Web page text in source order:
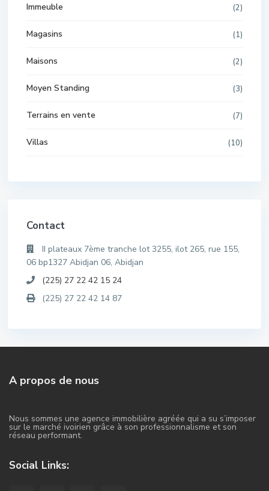
Immeuble (2)
Magasins (1)
Maisons (2)
Moyen Standing (3)
Terrains en vente (7)
Villas (10)
Contact
II plateaux 7ème tranche lot 3255, ilot 265, rue 155,
06 bp1327 Abidjan 06, Abidjan
(225) 27 22 42 15 24
(225) 27 22 42 14 87
A propos de nous
Nous sommes une agence immobilière agréée qui a su s’imposer
sur le marché ivoirien grâce à son professionnalisme et son
réseau performant.
Social Links: